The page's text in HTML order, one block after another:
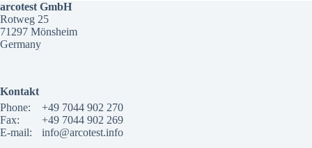
arcotest GmbH
Rotweg 25
71297 Mönsheim
Germany
Kontakt
Phone:
+49 7044 902 270
Fax:
+49 7044 902 269
E-mail:
info@arcotest.info